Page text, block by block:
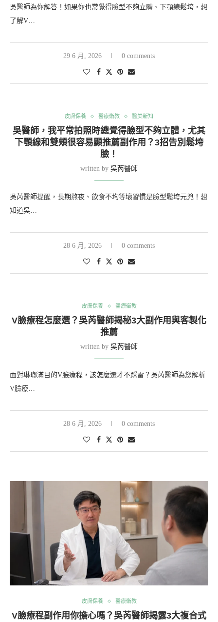
吳醫師為你解答！如果你也常覺得臉型不夠立體、下顎線鬆垮，想
了解V…
29 6 月, 2026 0 comments
皮膚保養 醫療衛教 醫美新知
吳醫師，我平常拍照時總覺得臉型不夠立體，尤其
下顎線和雙頰很容易顯推薦副作用？3招告別鬆垮
臉！
written by 吳芮醫師
吳芮醫師提醒，長期熬夜、飲食不均等壞習慣是臉型鬆垮元兇！想
知道吳…
28 6 月, 2026 0 comments
皮膚保養 醫療衛教
V臉療程怎麼選？吳芮醫師揭秘3大副作用與客製化
推薦
written by 吳芮醫師
面對琳瑯滿目的V臉療程，該怎麼選才不踩雷？吳芮醫師為您解析
V臉療…
28 6 月, 2026 0 comments
皮膚保養 醫療衛教
V臉療程副作用你擔心嗎？吳芮醫師揭露3大複合式